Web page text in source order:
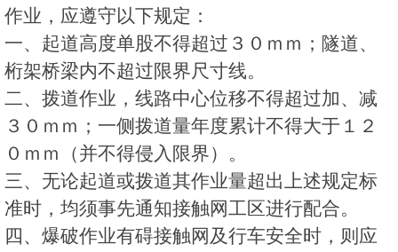
作业，应遵守以下规定：
一、起道高度单股不得超过３０ｍｍ；隧道、
桁架桥梁内不超过限界尺寸线。
二、拨道作业，线路中心位移不得超过加、减
３０ｍｍ；一侧拨道量年度累计不得大于１２
０ｍｍ（并不得侵入限界）。
三、无论起道或拨道其作业量超出上述规定标
准时，均须事先通知接触网工区进行配合。
四、爆破作业有碍接触网及行车安全时，则应